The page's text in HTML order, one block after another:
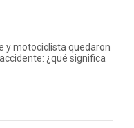
y motociclista quedaron
¿qué significa